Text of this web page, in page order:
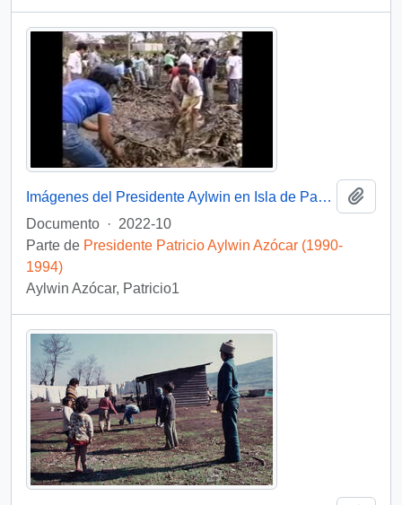
Imágenes del Presidente Aylwin en Isla de Pascua: video
Documento · 2022-10
Parte de Presidente Patricio Aylwin Azócar (1990-
1994)
Aylwin Azócar, Patricio1